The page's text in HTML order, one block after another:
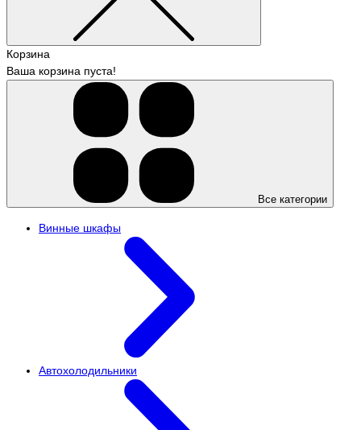
Корзина
Ваша корзина пуста!
Все категории
Винные шкафы
Автохолодильники